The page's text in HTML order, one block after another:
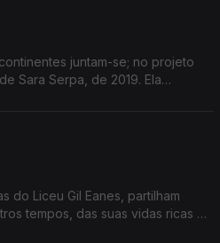
juntam-se; no projeto
Sara Serpa, de 2019. Ela
do Liceu Gil Eanes, partilham
tempos, das suas vidas ricas e